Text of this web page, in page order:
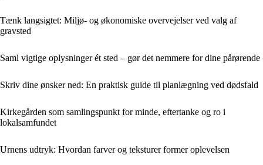
Tænk langsigtet: Miljø- og økonomiske overvejelser ved valg af
gravsted
Saml vigtige oplysninger ét sted – gør det nemmere for dine pårørende
Skriv dine ønsker ned: En praktisk guide til planlægning ved dødsfald
Kirkegården som samlingspunkt for minde, eftertanke og ro i
lokalsamfundet
Urnens udtryk: Hvordan farver og teksturer former oplevelsen